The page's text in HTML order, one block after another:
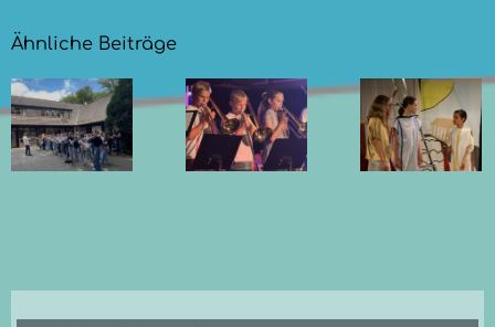
Ähnliche Beiträge
Sommerkonzert
der
Götter,
Mythen
und